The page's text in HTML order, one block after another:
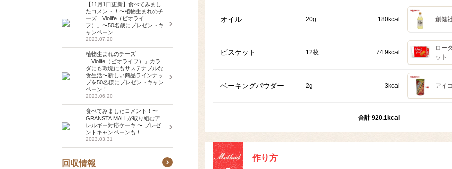
オイル 20g 180kcal 創健
ビスケット 12枚 74.9kcal
ロー
ット
ベーキングパウダー 2g 3kcal アイ
合計 920.1kcal
作り方
【11月1日更新】食べてみまし
たコメント！〜植物生まれのチ
ーズ「Violife（ビオライ
フ）」〜50名歳にプレゼントキ
ャンペーン
2023.07.20
植物生まれのチーズ
「Violife（ビオライフ）」カラ
ダにも環境にもサステナブルな
食生活〜新しい商品ラインナッ
プを50名様にプレゼントキャン
ペーン！
2023.06.20
食べてみましたコメント！〜
GRANSTA MALLが取り組むア
レルギー対応ケーキ 〜 プレゼ
ントキャンペーンも！
2023.03.31
回収情報